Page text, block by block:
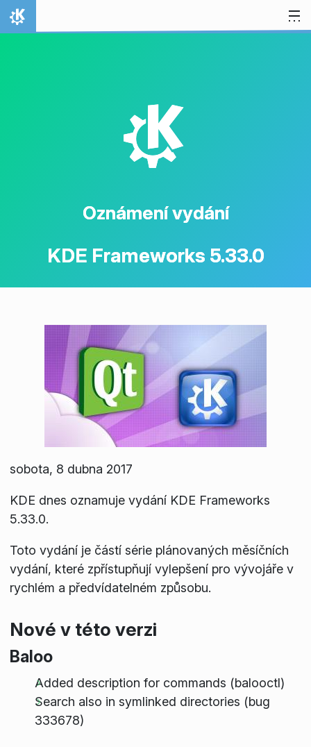
Přejít na obsah
Domů
K
Oznámení vydání
KDE Frameworks 5.33.0
sobota, 8 dubna 2017
KDE dnes oznamuje vydání KDE Frameworks
5.33.0.
Toto vydání je částí série plánovaných měsíčních
vydání, které zpřístupňují vylepšení pro vývojáře v
rychlém a předvídatelném způsobu.
Nové v této verzi
Baloo
Added description for commands (balooctl)
Search also in symlinked directories (bug
333678)